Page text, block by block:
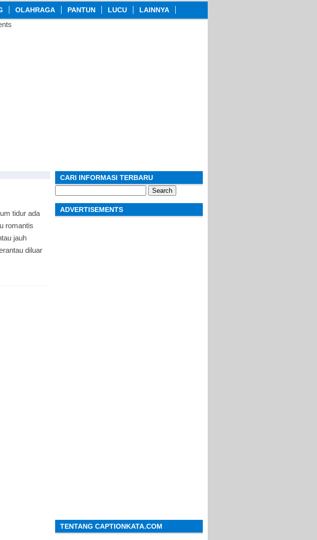
OLAHRAGA PANTUN LUCU LAINNYA
tidur ada
romantis
jauh
diluar
CARI INFORMASI TERBARU
for:
ADVERTISEMENTS
TENTANG CAPTIONKATA.COM